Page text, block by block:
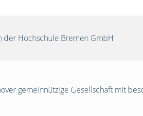
der Hochschule Bremen GmbH
gemeinnützige Gesellschaft mit